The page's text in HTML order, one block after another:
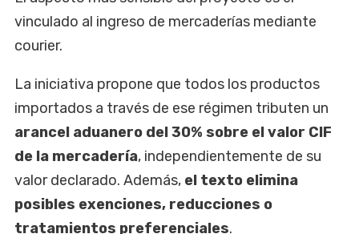
vinculado al ingreso de mercaderías mediante
courier.
La iniciativa propone que todos los productos
importados a través de ese régimen tributen un
arancel aduanero del 30% sobre el valor CIF
de la mercadería, independientemente de su
valor declarado. Además, el texto elimina
posibles exenciones, reducciones o
tratamientos preferenciales.